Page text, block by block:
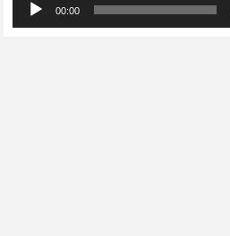
00:00